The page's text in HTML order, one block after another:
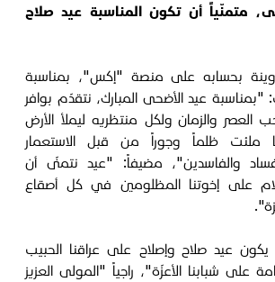
متمنّياً أن تكون المناسبة عيد صلاح
بحسابه على منصة "إكس"، بمناسبة
"بمناسبة عيد الأضحى المبارك، نتقدّم بوافر
العصر والزمان ولكل منتظريه ليملأ الأرض
ملئت ظلماً وجوراً من قبل الاستعمار
والفاسدين"، مضيفاً: "عيد نتمنّى أن
على إخوتنا المظلومين في كل أصقاع
عيد صلاح وإصلاح على عراقنا الحبيب
على شبابنا الأعزّة"، راجياً "المولى العزيز